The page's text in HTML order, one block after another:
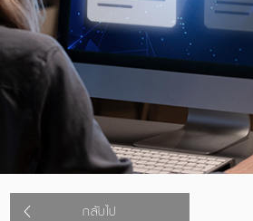
กลับไป